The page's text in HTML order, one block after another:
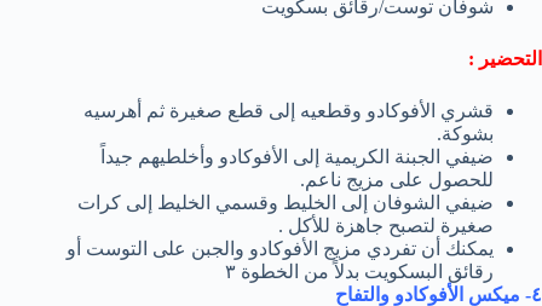
شوفان توست/رقائق بسكویت
التحضير :
قشري الأفوكادو وقطعیه إلى قطع صغیرة ثم أھرسیه
بشوكة.
ضیفي الجبنة الكریمیة إلى الأفوكادو وأخلطیھم جیداً
للحصول على مزیج ناعم.
ضیفي الشوفان إلى الخلیط وقسمي الخلیط إلى كرات
صغیرة لتصبح جاھزة للأكل .
یمكنك أن تفردي مزیج الأفوكادو والجبن على التوست أو
رقائق البسكویت بدلاً من الخطوة ٣
٤- میكس الأفوكادو والتفاح